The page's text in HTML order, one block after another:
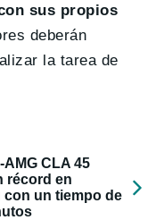
sus propios
deberán
la tarea de
AMG CLA 45
récord en
con un tiempo de